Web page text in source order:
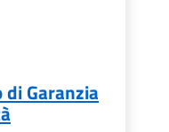
di Garanzia